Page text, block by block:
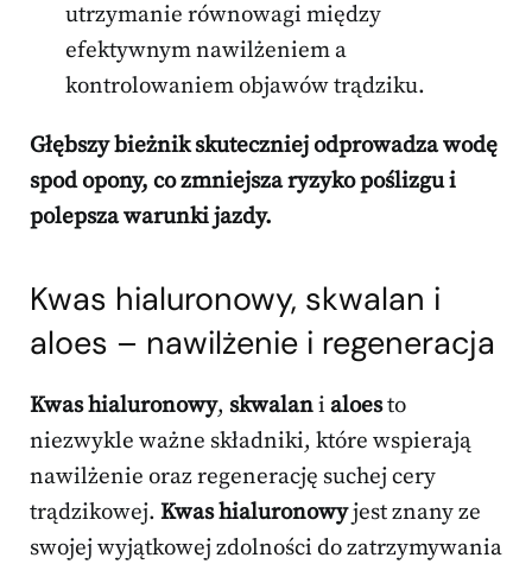
utrzymanie równowagi między
efektywnym nawilżeniem a
kontrolowaniem objawów trądziku.
Głębszy bieżnik skuteczniej odprowadza wodę
spod opony, co zmniejsza ryzyko poślizgu i
polepsza warunki jazdy.
Kwas hialuronowy, skwalan i
aloes – nawilżenie i regeneracja
Kwas hialuronowy, skwalani aloesto
niezwykle ważne składniki, które wspierają
nawilżenie oraz regenerację suchej cery
trądzikowej. Kwas hialuronowyjest znany ze
swojej wyjątkowej zdolności do zatrzymywania